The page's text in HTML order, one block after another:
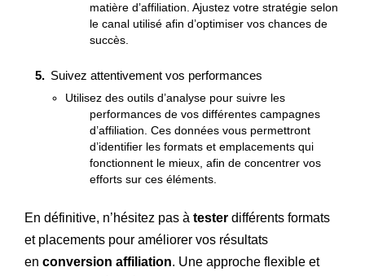
matière d’affiliation. Ajustez votre stratégie selon
le canal utilisé afin d’optimiser vos chances de
succès.
Suivez attentivement vos performances
Utilisez des outils d’analyse pour suivre les
performances de vos différentes campagnes
d’affiliation. Ces données vous permettront
d’identifier les formats et emplacements qui
fonctionnent le mieux, afin de concentrer vos
efforts sur ces éléments.
En définitive, n’hésitez pas à tester différents formats
et placements pour améliorer vos résultats
en conversion affiliation. Une approche flexible et